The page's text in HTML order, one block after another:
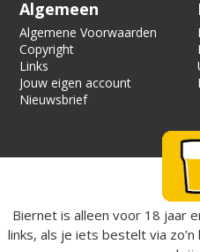
Algemeen
Algemene Voorwaarden
Copyright
Links
Jouw eigen account
Nieuwsbrief
Biernet is alleen voor 18 jaar
links, als je iets bestelt via